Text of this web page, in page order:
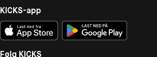
KICKS-app
Følg KICKS